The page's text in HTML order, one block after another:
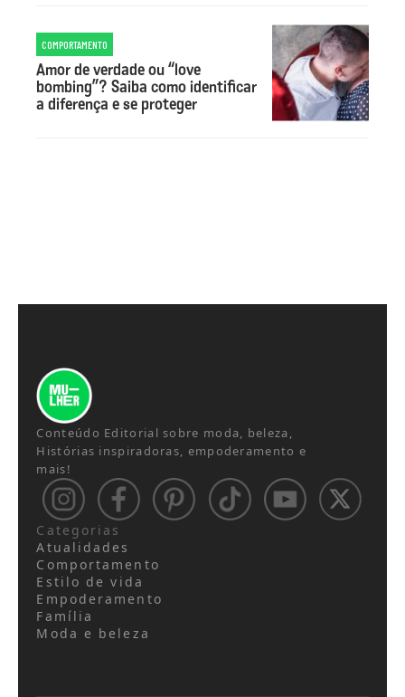
COMPORTAMENTO
Amor de verdade ou “love
bombing”? Saiba como identificar
a diferença e se proteger
Conteúdo Editorial sobre moda, beleza,
Histórias inspiradoras, empoderamento e
mais!
Categorias
Atualidades
Comportamento
Estilo de vida
Empoderamento
Família
Moda e beleza